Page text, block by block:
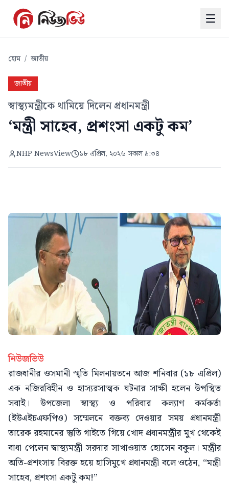
হোম / জাতীয়
জাতীয়
স্বাস্থ্যমন্ত্রীকে থামিয়ে দিলেন প্রধানমন্ত্রী
‘মন্ত্রী সাহেব, প্রশংসা একটু কম’
NHP NewsView ১৮ এপ্রিল, ২০২৬ সকাল ৯:৩৪
নিউজভিউ
রাজধানীর ওসমানী স্মৃতি মিলনায়তনে আজ শনিবার (১৮ এপ্রিল)
এক নজিরবিহীন ও হাস্যরসাত্মক ঘটনার সাক্ষী হলেন উপস্থিত
সবাই। উপজেলা স্বাস্থ্য ও পরিবার কল্যাণ কর্মকর্তা
(ইউএইচএফপিও) সম্মেলনে বক্তব্য দেওয়ার সময় প্রধানমন্ত্রী
তারেক রহমানের স্তুতি গাইতে গিয়ে খোদ প্রধানমন্ত্রীর মুখ থেকেই
বাধা পেলেন স্বাস্থ্যমন্ত্রী সরদার সাখাওয়াত হোসেন বকুল। মন্ত্রীর
অতি-প্রশংসায় বিরক্ত হয়ে হাসিমুখে প্রধানমন্ত্রী বলে ওঠেন, “মন্ত্রী
সাহেব, প্রশংসা একটু কম!”